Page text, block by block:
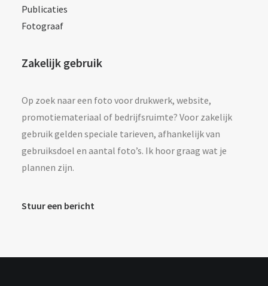
Publicaties
Fotograaf
Zakelijk gebruik
Op zoek naar een foto voor drukwerk, website,
promotiemateriaal of bedrijfsruimte? Voor zakelijk
gebruik gelden speciale tarieven, afhankelijk van
gebruiksdoel en aantal foto’s. Ik hoor graag wat je
plannen zijn.
Stuur een bericht